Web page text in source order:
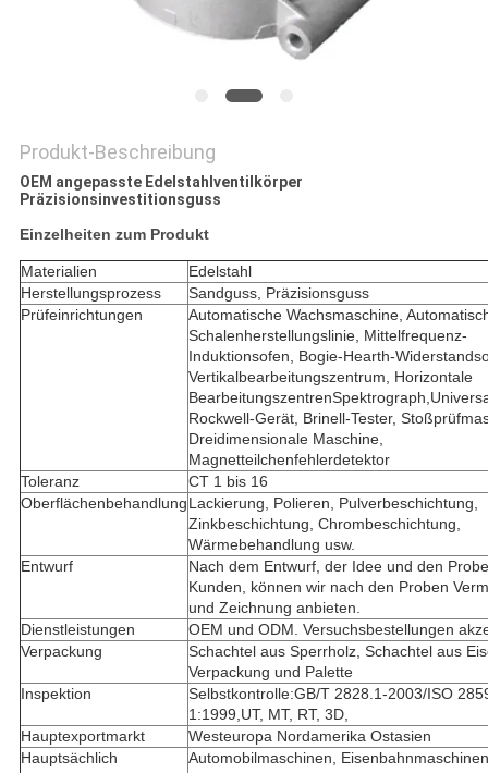
Produkt-Beschreibung
OEM angepasste Edelstahlventilkörper
Präzisionsinvestitionsguss
Einzelheiten zum Produkt
Materialien
Edelstahl
Herstellungsprozess
Sandguss, Präzisionsguss
Prüfeinrichtungen
Automatische Wachsmaschine,
Schalenherstellungslinie, Mittelfrequenz-
Induktionsofen, Bogie-Hearth-
Vertikalbearbeitungszentrum, Horizontale
Rockwell-Gerät, Brinell-Tester,
Dreidimensionale Maschine,
Magnetteilchenfehlerdetektor
Toleranz
CT 1 bis 16
OberflächenbehandlungLackierung, Polieren, Pulverbeschichtung,
Zinkbeschichtung, Chrombeschichtung,
Wärmebehandlung usw.
Entwurf
Nach dem Entwurf, der Idee und den
Kunden, können wir nach den Proben
und Zeichnung anbieten.
Dienstleistungen
OEM und ODM. Versuchsbestellungen
Verpackung
Schachtel aus Sperrholz, Schachtel aus
Verpackung und Palette
Inspektion
Selbstkontrolle:GB/T 2828.1-2003/ISO
1:1999,UT, MT, RT, 3D,
Hauptexportmarkt
Westeuropa Nordamerika Ostasien
Hauptsächlich
Automobilmaschinen,